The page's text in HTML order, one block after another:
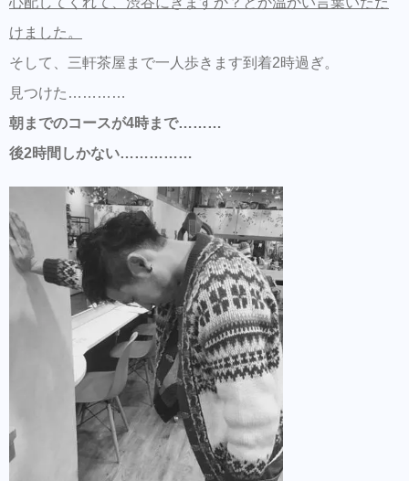
けました。
そして、三軒茶屋まで一人歩きます到着2時過ぎ。
見つけた…………
朝までのコースが4時まで………
後2時間しかない……………